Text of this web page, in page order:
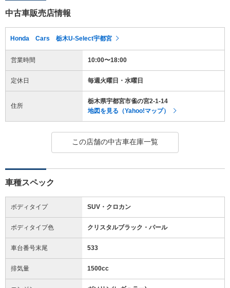
中古車販売店情報
Honda Cars 栃木U-Select宇都宮
営業時間 10:00〜18:00
定休日 毎週火曜日・水曜日
住所
栃木県宇都宮市雀の宮2-1-14
地図を見る（Yahoo!マップ）
この店舗の中古車在庫一覧
車種スペック
ボディタイプ SUV・クロカン
ボディタイプ色 クリスタルブラック・パール
車台番号末尾 533
排気量 1500cc